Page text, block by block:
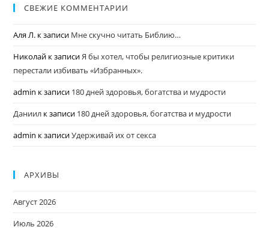
СВЕЖИЕ КОММЕНТАРИИ
Аля Л. к записи Мне скучно читать Библию…
Николай к записиЯ бы хотел, чтобы религиозные критики
перестали избивать «Избранных».
admin к записи 180 дней здоровья, богатства и мудрости
Даниил к записи 180 дней здоровья, богатства и мудрости
admin к записиУдерживай их от секса
АРХИВЫ
Август 2026
Июль 2026